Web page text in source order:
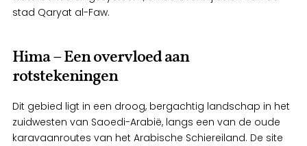
stad Qaryat al-Faw.
Hima – Een overvloed aan
rotstekeningen
Dit gebied ligt in een droog, bergachtig landschap in het
zuidwesten van Saoedi-Arabië, langs een van de oude
karavaanroutes van het Arabische Schiereiland. De site